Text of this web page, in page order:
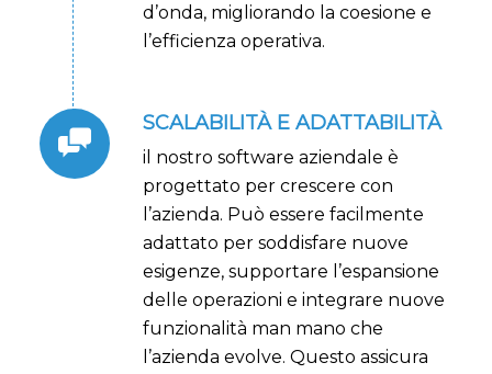
d’onda, migliorando la coesione e
l’efficienza operativa.
SCALABILITÀ E ADATTABILITÀ
il nostro software aziendale è
progettato per crescere con
l’azienda. Può essere facilmente
adattato per soddisfare nuove
esigenze, supportare l’espansione
delle operazioni e integrare nuove
funzionalità man mano che
l’azienda evolve. Questo assicura